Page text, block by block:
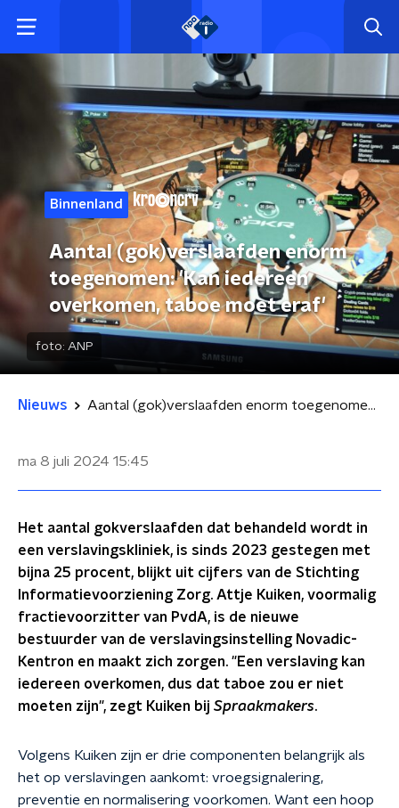
Binnenland
Aantal (gok)verslaafden enorm
toegenomen: 'Kan iedereen
overkomen, taboe moet eraf'
foto: ANP
Nieuws Aantal (gok)verslaafden enorm toegenomen: 'Kan iedereen overkomen, taboe moet eraf'
ma 8 juli 2024 15:45
Het aantal gokverslaafden dat behandeld wordt in
een verslavingskliniek, is sinds 2023 gestegen met
bijna 25 procent, blijkt uit cijfers van de Stichting
Informatievoorziening Zorg. Attje Kuiken, voormalig
fractievoorzitter van PvdA, is de nieuwe
bestuurder van de verslavingsinstelling Novadic-
Kentron en maakt zich zorgen. "Een verslaving kan
iedereen overkomen, dus dat taboe zou er niet
moeten zijn", zegt Kuiken bij Spraakmakers.
Volgens Kuiken zijn er drie componenten belangrijk als
het op verslavingen aankomt: vroegsignalering,
preventie en normalisering voorkomen. Want een hoop